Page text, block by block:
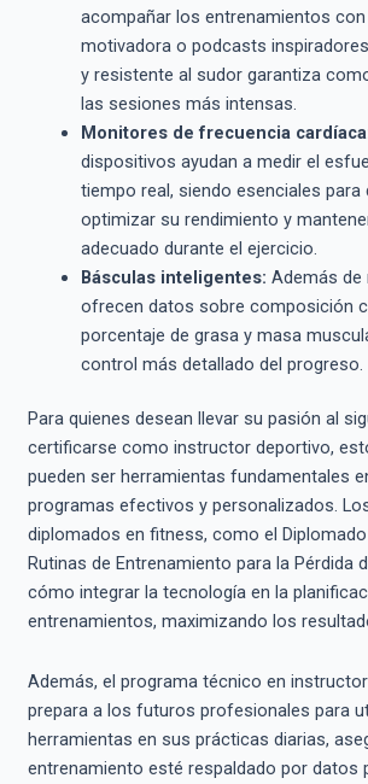
acompañar los entrenamientos
motivadora o podcasts
y resistente al sudor garantiza
las sesiones más intensas.
Monitores de frecuencia
dispositivos ayudan a medir el
tiempo real, siendo esenciales para
optimizar su rendimiento y
adecuado durante el ejercicio.
Básculas inteligentes: Además de
ofrecen datos sobre composición
porcentaje de grasa y masa
control más detallado del progreso.
Para quienes desean llevar su pasión al
certificarse como instructor deportivo,
pueden ser herramientas fundamentales
programas efectivos y personalizados.
diplomados en fitness, como el
Rutinas de Entrenamiento para la Pérdida
cómo integrar la tecnología en la
entrenamientos, maximizando los
Además, el programa técnico en
prepara a los futuros profesionales para
herramientas en sus prácticas diarias,
entrenamiento esté respaldado por datos